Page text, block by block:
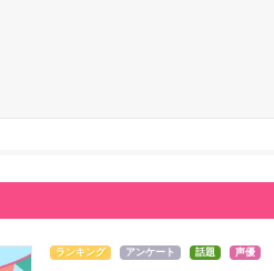
ランキング アンケート 話題 声優